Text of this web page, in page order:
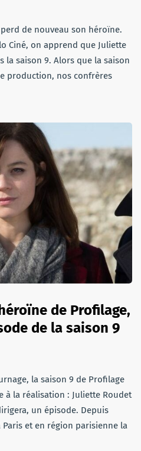
de nouveau son héroïne.
Ciné, on apprend que Juliette
la saison 9. Alors que la saison
production, nos confrères
de Profilage,
de la saison 9
la saison 9 de Profilage
à la réalisation : Juliette Roudet
un épisode. Depuis
et en région parisienne la